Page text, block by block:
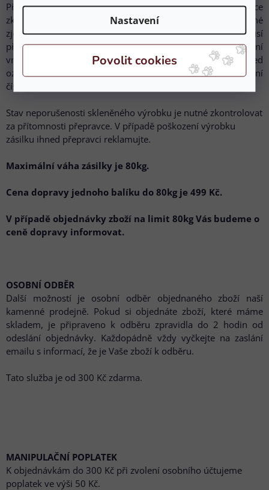
Nastavení
Před převzetím zásilky od kurýra TOPTRANS musí příjemce
zkontrolovat, zda zásilka nemá poškozený obal nebo jiné
zjevné poškození. V případě zjevného poškození musí
příjemce ihned na místě sepsat Zápis o škodě. Při zjištění
vnitřního poškození obsahu zásilky je nutné škodu ihned
oznámit na email:
, popřípadě na telefonní
číslo +420 775 686 246.
Stav neporušenosti skleněného výrobku je nutné zkontrolovat
za přítomnosti přepravce. V případě poškození výrobku
zásilku ihned přepravci reklamujte.
Maximální váha zásilky je 80kg.
Cena dopravy jednoho balíku do 80kg je 499 Kč.
V případě objednávky zboží na limit 80kg Vás budeme o
ceně dopravy informovat.
OSOBNÍ ODBĚR
Další možností je osobní odběr objednaného zboží naší
kamenné prodejně. Pokud si objednáte zboží, které máme
skladem, je připraveno k odběru zpravidla do 2 hodin od
odeslání objednávky. Každopádně vždy vyčkejte na zaslání
emailu s informací, že je Vaše zboží k odběru.
Tato služba je od 300 Kč zdarma.
MANIPULAČNÍ POPLATEK
K objednávkám do 300 Kč při zvolení osobního účtujeme
poplatek ve výši 50 Kč.